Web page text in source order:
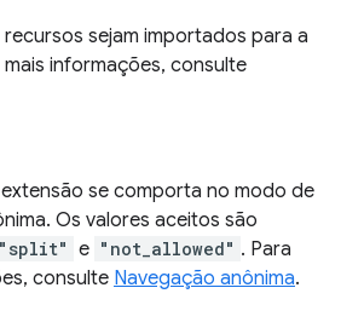
recursos sejam importados para a
informações, consulte
se comporta no modo de
Os valores aceitos são
"split" e "not_allowed" . Para
consulte Navegação anônima.